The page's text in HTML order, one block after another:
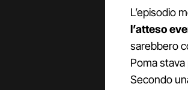
L’episodio
l’atteso
sarebbero
Poma
Secondo